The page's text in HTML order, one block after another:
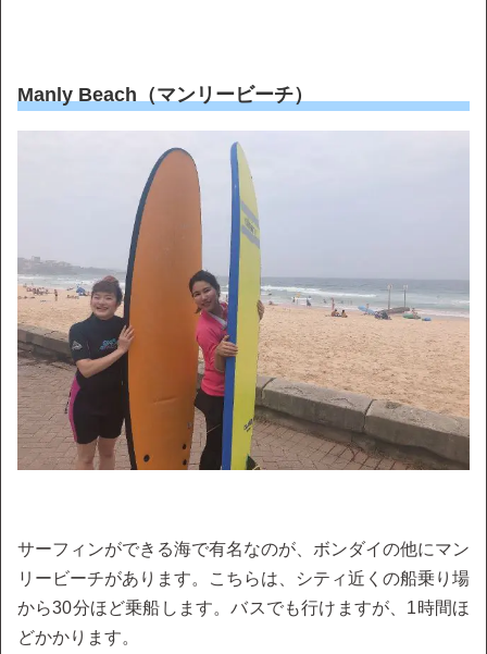
Manly Beach（マンリービーチ）
サーフィンができる海で有名なのが、ボンダイの他にマン
リービーチがあります。こちらは、シティ近くの船乗り場
から30分ほど乗船します。バスでも行けますが、1時間ほ
どかかります。